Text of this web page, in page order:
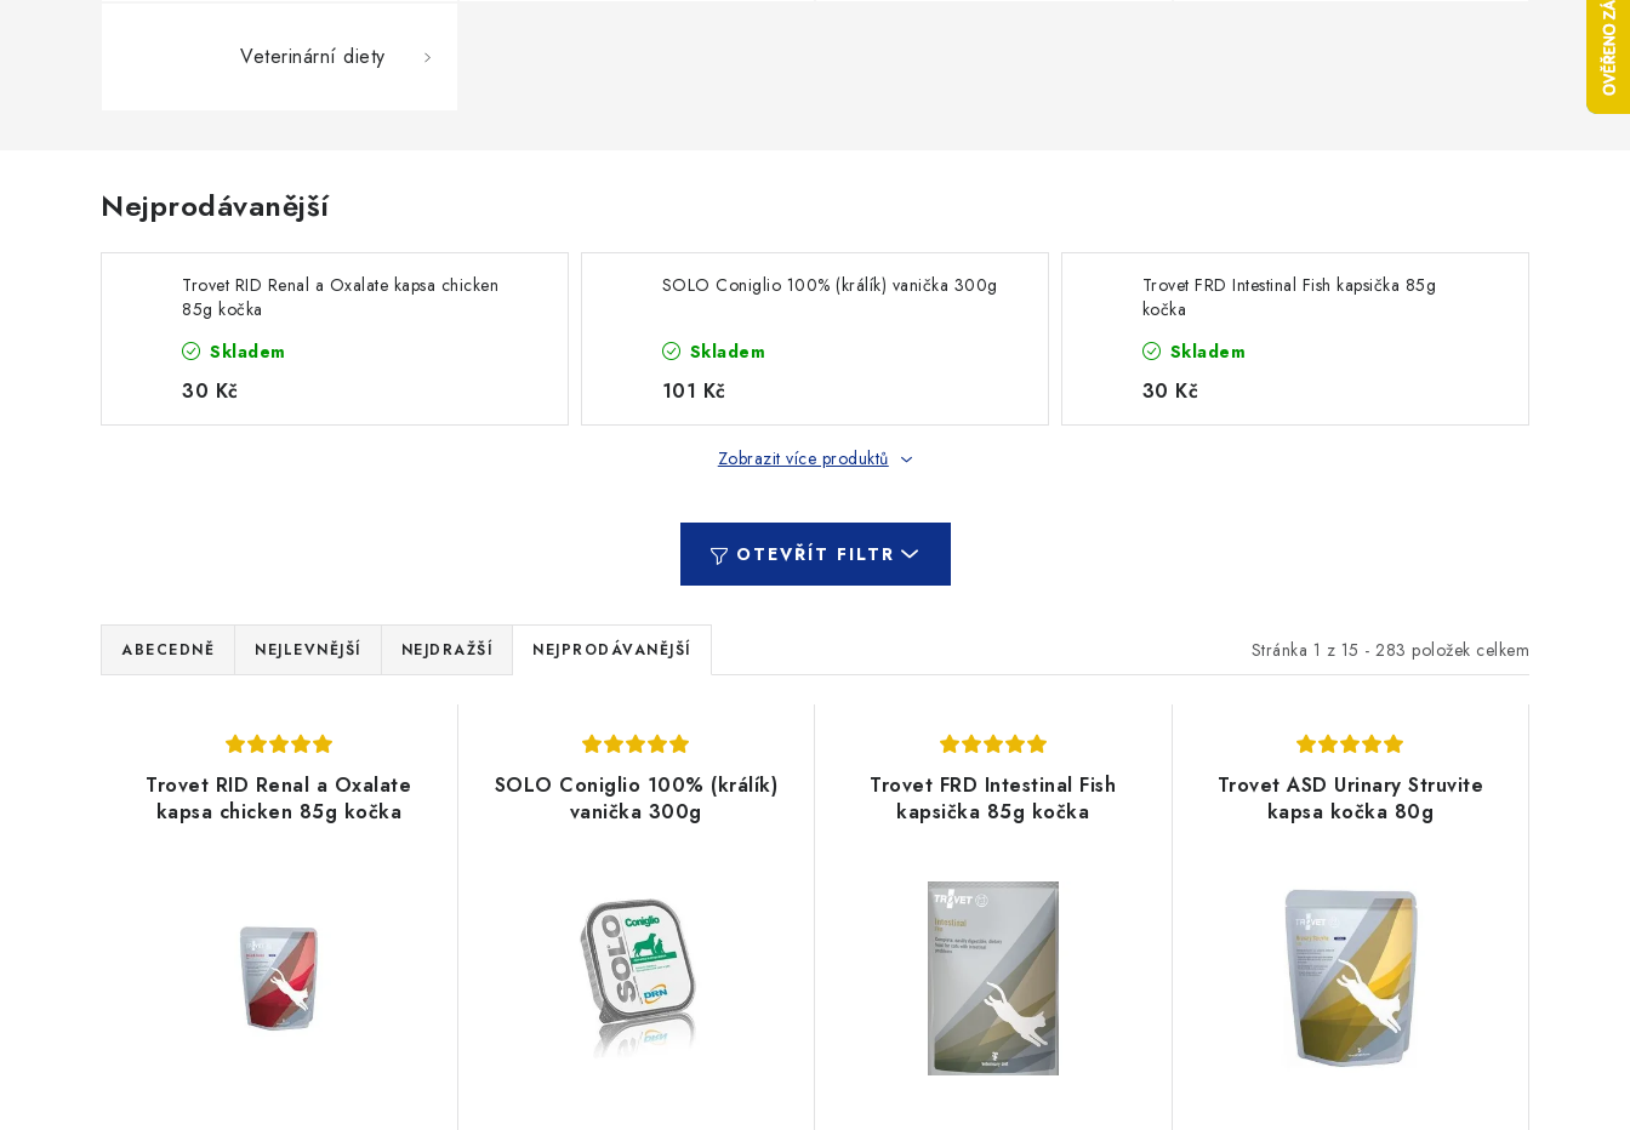
Veterinární diety
Nejprodávanější
Trovet RID Renal a Oxalate kapsa chicken
85g kočka
Skladem
30 Kč
SOLO Coniglio 100% (králík) vanička 300g
Skladem
101 Kč
Trovet FRD Intestinal Fish kapsička 85g
kočka
Skladem
30 Kč
Zobrazit více produktů
OTEVŘÍT FILTR
Stránka 1 z 15 - 283 položek celkem
Ř
a
ABECEDNĚ NEJLEVNĚJŠÍ NEJDRAŽŠÍ NEJPRODÁVANĚJŠÍ
Trovet RID Renal a Oxalate
kapsa chicken 85g kočka
SOLO Coniglio 100% (králík)
vanička 300g
Trovet FRD Intestinal Fish
kapsička 85g kočka
Trovet ASD Urinary Struvite
kapsa kočka 80g